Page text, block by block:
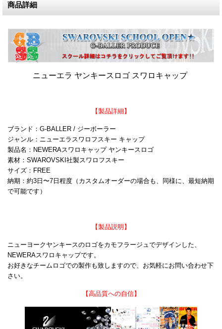
商品詳細
ニューエラ ヤンキースロゴ スワロキャップ
【製品詳細】
ブランド：G-BALLER / ジーボーラー
ジャンル：ニューエラスワロフスキー キャップ
製品名：NEWERAスワロキャップ ヤンキースロゴ
素材：SWAROVSKI社製スワロフスキー
サイズ：FREE
納期：約3日〜7日程度（カスタムオーダーの場合も、同様に、最短納期
で可能です）
【製品説明】
ニューヨークヤンキースのロゴをカモフラージュでデザインした、
NEWERAスワロキャップです。
お好きなチームロゴでの製作も致しますので、お気軽にお問い合わせ下
さい。
【高品質への自信】